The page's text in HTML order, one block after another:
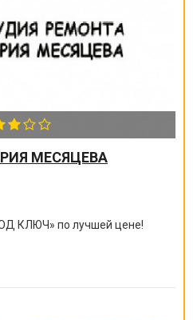
МЕСЯЦЕВА
КЛЮЧ» по лучшей цене!